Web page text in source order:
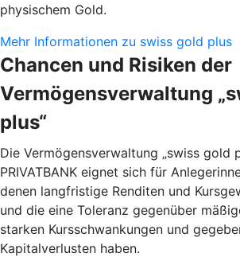
physischem Gold.
Mehr Informationen zu swiss gold plus
Chancen und Risiken der
Vermögensverwaltung
plus“
Die Vermögensverwaltung „swiss gold
PRIVATBANK eignet sich für
denen langfristige Renditen und
und die eine Toleranz gegenüber
starken Kursschwankungen und
Kapitalverlusten haben.